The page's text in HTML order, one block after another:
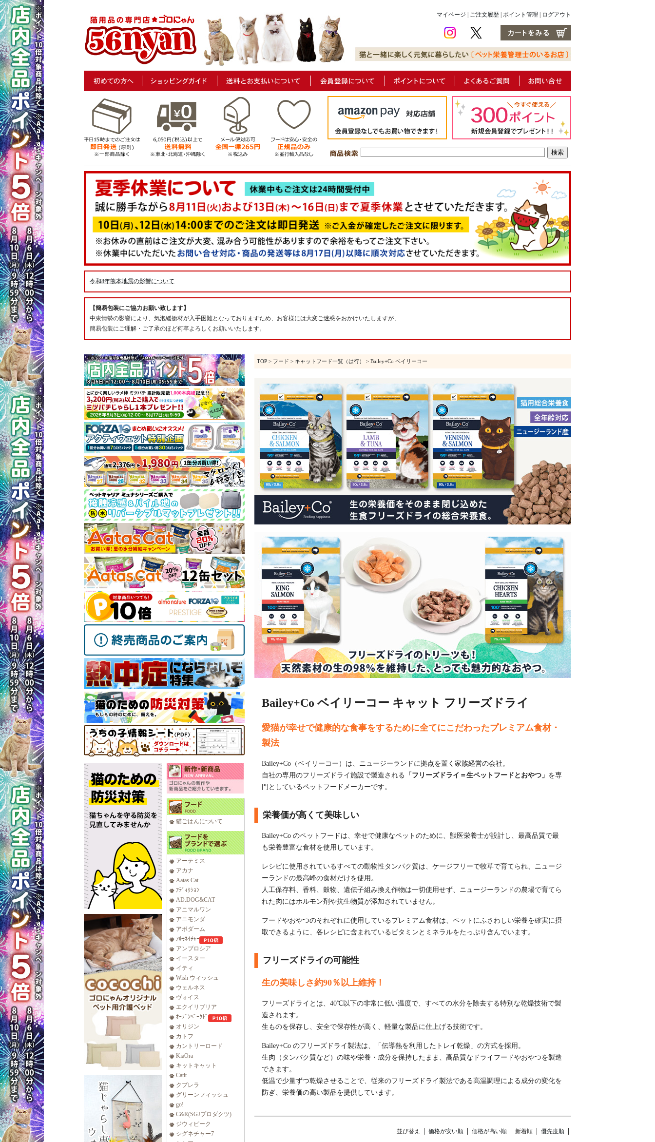
マイページ ご注文履歴 ポイント管理 ログアウト
令和8年熊本地震の影響について
【簡易包装にご協力お願い致します】
中東情勢の影響により、気泡緩衝材が入手困難となっておりますため、お客様には大変ご迷惑をおかけいたしますが、
簡易包装にご理解・ご了承のほど何卒よろしくお願いいたします。
猫ごはんについて
アーテミス
アカナ
Aatas Cat
ｱﾃﾞｨｸｼｮﾝ
AD.DOG&CAT
アニマルワン
アニモンダ
アボダーム
ｱﾙﾓﾈｲﾁｬｰ
アンブロシア
イースター
イティ
Wish ウィッシュ
ウェルネス
ヴォイス
エクイリブリア
ｵｰﾌﾞﾝﾍﾞｰｸﾄﾞ
オリジン
カトフ
カントリーロード
KiaOra
キットキャット
Catit
クプレラ
グリーンフィッシュ
go!
C&R(SGJプロダクツ)
ジウィピーク
シグネチャー7
TOP > フード > キャットフード一覧（は行） > Bailey+Co ベイリーコー
Bailey+Co ベイリーコー キャット フリーズドライ
愛猫が幸せで健康的な食事をするために全てにこだわったプレミアム食材・
製法
Bailey+Co（ベイリーコー）は、ニュージーランドに拠点を置く家族経営の会社。
自社の専用のフリーズドライ施設で製造される
「フリーズドライ＝生ペットフードとおやつ」 を専
門としているペットフードメーカーです。
栄養価が高くて美味しい
Bailey+Co のペットフードは、幸せで健康なペットのために、獣医栄養士が設計し、最高品質で最
も栄養豊富な食材を使用しています。
レシピに使用されているすべての動物性タンパク質は、ケージフリーで牧草で育てられ、ニュージ
ーランドの最高峰の食材だけを使用。
人工保存料、香料、穀物、遺伝子組み換え作物は一切使用せず、ニュージーランドの農場で育てら
れた肉にはホルモン剤や抗生物質が添加されていません。
フードやおやつのそれぞれに使用しているプレミアム食材は、ペットにふさわしい栄養を確実に摂
取できるように、各レシピに含まれているビタミンとミネラルをたっぷり含んでいます。
フリーズドライの可能性
生の美味しさ約90％以上維持！
フリーズドライとは、40℃以下の非常に低い温度で、すべての水分を除去する特別な乾燥技術で製
造されます。
生ものを保存し、安全で保存性が高く、軽量な製品に仕上げる技術です。
Bailey+Co のフリーズドライ製法は、「伝導熱を利用したトレイ乾燥」の方式を採用。
生肉（タンパク質など）の味や栄養・成分を保持したまま、高品質なドライフードやおやつを製造
できます。
低温で少量ずつ乾燥させることで、従来のフリーズドライ製法である高温調理による成分の変化を
防ぎ、栄養価の高い製品を提供しています。
並び替え 価格が安い順 価格が高い順 新着順 優先度順